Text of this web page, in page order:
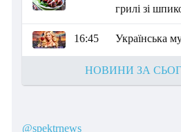
грилі зі
16:45 Українська
НОВИНИ ЗА
@spektrnews